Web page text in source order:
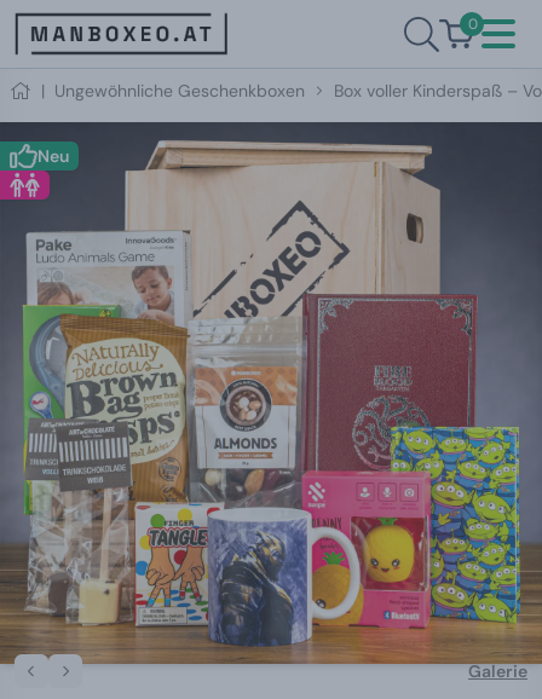
0
| Ungewöhnliche Geschenkboxen Box voller Kinderspaß –
Neu
Galerie